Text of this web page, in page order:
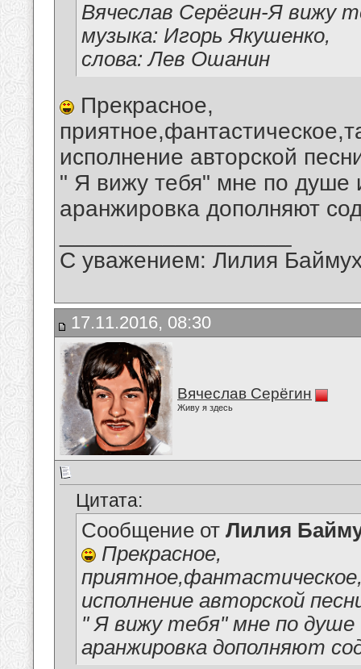
Вячеслав Серёгин-Я вижу
музыка: Игорь Якушенко,
слова: Лев Ошанин
Прекрасное,
исполнение авторской
" Я вижу тебя" мне по душе
аранжировка дополняют
С уважением: Лилия
17.11.2016, 08:30
Вячеслав Серёгин
Живу я здесь
Цитата:
Сообщение от Лилия
Прекрасное,
исполнение авторской
" Я вижу тебя" мне по душе
аранжировка дополняют